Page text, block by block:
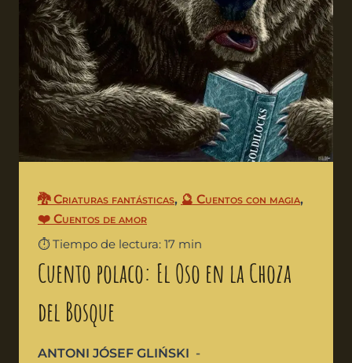
🐉 Criaturas fantásticas, 🔮 Cuentos con magia,
❤️ Cuentos de amor
⏱️ Tiempo de lectura: 17 min
Cuento polaco: El Oso en la Choza
del Bosque
ANTONI JÓSEF GLIŃSKI